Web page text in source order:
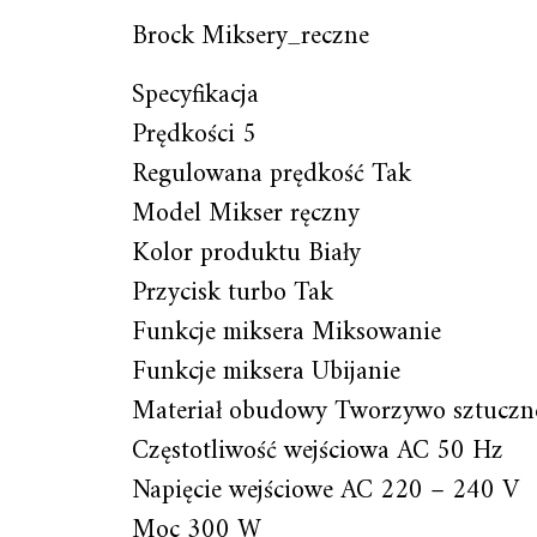
Brock Miksery_reczne
Specyfikacja
Prędkości 5
Regulowana prędkość Tak
Model Mikser ręczny
Kolor produktu Biały
Przycisk turbo Tak
Funkcje miksera Miksowanie
Funkcje miksera Ubijanie
Materiał obudowy Tworzywo
Częstotliwość wejściowa AC 50 Hz
Napięcie wejściowe AC 220 – 240 V